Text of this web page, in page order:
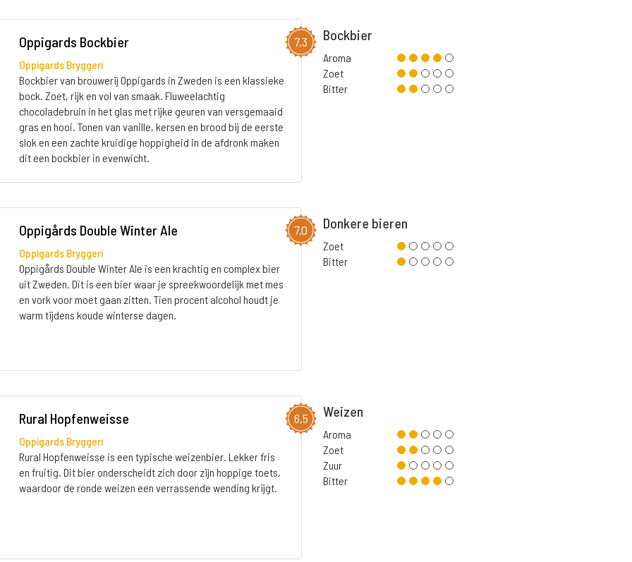
7,3
Oppigards Bockbier
Oppigards Bryggeri
Bockbier van brouwerij Oppigards in Zweden is een klassieke
bock. Zoet, rijk en vol van smaak. Fluweelachtig
chocoladebruin in het glas met rijke geuren van versgemaaid
gras en hooi. Tonen van vanille, kersen en brood bij de eerste
slok en een zachte kruidige hoppigheid in de afdronk maken
dit een bockbier in evenwicht.
Bockbier
Aroma
Zoet
Bitter
7,0
Oppigårds Double Winter Ale
Oppigards Bryggeri
Oppigårds Double Winter Ale is een krachtig en complex bier
uit Zweden. Dit is een bier waar je spreekwoordelijk met mes
en vork voor moet gaan zitten. Tien procent alcohol houdt je
warm tijdens koude winterse dagen.
Donkere bieren
Zoet
Bitter
6,5
Rural Hopfenweisse
Oppigards Bryggeri
Rural Hopfenweisse is een typische weizenbier. Lekker fris
en fruitig. Dit bier onderscheidt zich door zijn hoppige toets,
waardoor de ronde weizen een verrassende wending krijgt.
Weizen
Aroma
Zoet
Zuur
Bitter